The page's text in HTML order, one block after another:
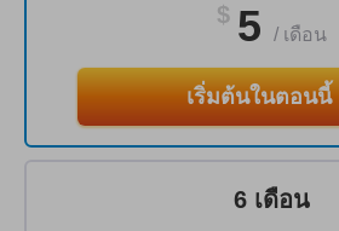
$ 5 / เดือน
เริ่มต้นในตอนนี้
6 เดือน